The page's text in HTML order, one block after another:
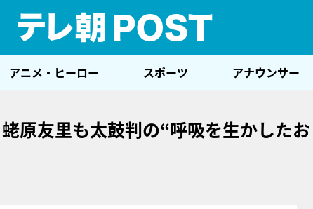
アニメ・ヒーロー スポーツ アナウンサー
原友里も太鼓判の“呼吸を生かしたお